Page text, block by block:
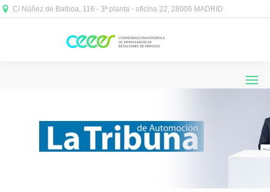
C/ Núñez de Balboa, 116 - 3ª planta - oficina 22, 28006 MADRID